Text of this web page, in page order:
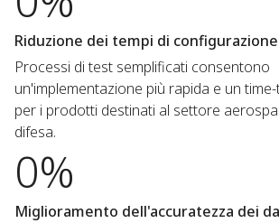
Riduzione dei tempi di
Processi di test semplificati consentono
un'implementazione più rapida e un
per i prodotti destinati al settore
difesa.
0%
Miglioramento dell'accuratezza dei